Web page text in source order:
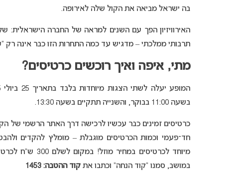
בה ישראל מביאה את הקול שלה לאירופה.
האירוויזיון הפך עם השנים למראה של החברה הישראלית:
תרבותי ממלכתי – מדגיש עד כמה התחרות הזו כבר אינה רק
מתי, איפה ואיך רוכשים כרטיסים?
בשעה 11:00 בבוקר, והשנייה תתקיים בשעה 13:30.
כרטיסים זמינים כבר עכשיו לרכישה דרך האתר הרשמי של
חד־פעמי וכמות הכרטיסים מוגבלת – מומלץ להקדים
במושב, סמנו “קוד הנחה” וכתבו את קוד ההטבה: 1453